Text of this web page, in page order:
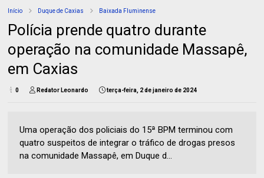
Início Duque de Caxias Baixada Fluminense
Polícia prende quatro durante
operação na comunidade Massapê,
em Caxias
0 Redator Leonardo terça-feira, 2 de janeiro de 2024
Uma operação dos policiais do 15ª BPM terminou com
quatro suspeitos de integrar o tráfico de drogas presos
na comunidade Massapê, em Duque d...